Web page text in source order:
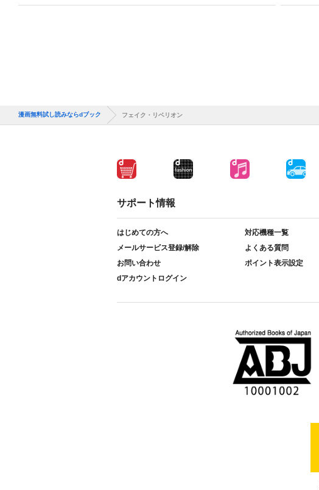
漫画無料試し読みならdブック フェイク・リベリオン
サポート情報
はじめての方へ
対応機種一覧
メールサービス登録/解除
よくある質問
お問い合わせ
ポイント表示設定
dアカウントログイン